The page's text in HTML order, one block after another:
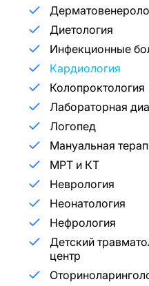
Диетология
Инфекционные
Кардиология
Колопроктология
Лабораторная
Логопед
Мануальная
МРТ и КТ
Неврология
Неонатология
Нефрология
Детский
центр